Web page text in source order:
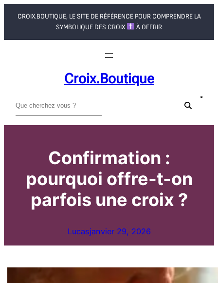
CROIX.BOUTIQUE, LE SITE DE RÉFÉRENCE POUR COMPRENDRE LA
SYMBOLIQUE DES CROIX
À OFFRIR
Croix.boutique
c
e
r
c
e
Confirmation :
pourquoi offre-t-on
parfois une croix ?
Lucasjanvier 29, 2026